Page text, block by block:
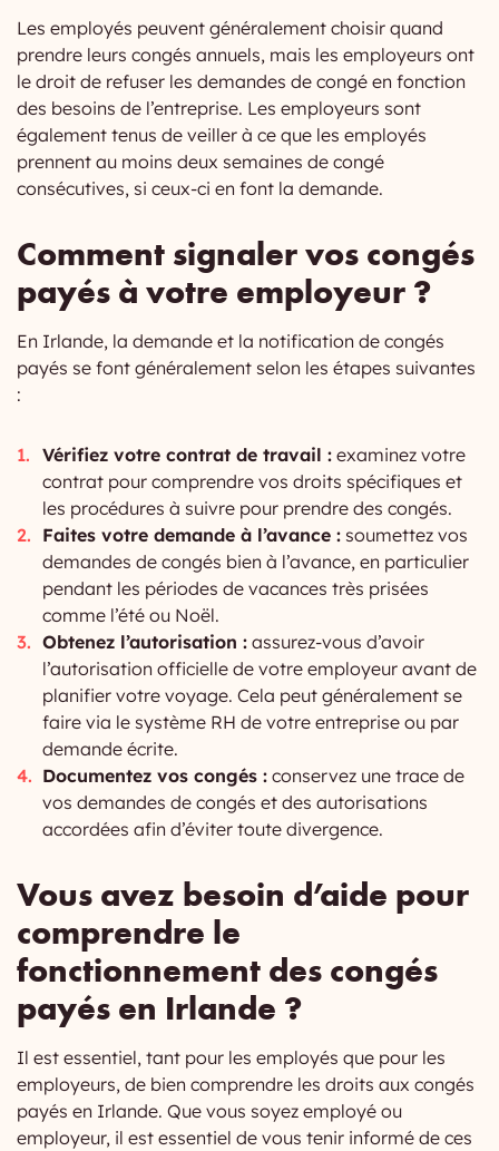
Les employés peuvent généralement choisir quand
prendre leurs congés annuels, mais les employeurs ont
le droit de refuser les demandes de congé en fonction
des besoins de l’entreprise. Les employeurs sont
également tenus de veiller à ce que les employés
prennent au moins deux semaines de congé
consécutives, si ceux-ci en font la demande.
Comment signaler vos congés
payés à votre employeur ?
En Irlande, la demande et la notification de congés
payés se font généralement selon les étapes suivantes
:
Vérifiez votre contrat de travail : examinez votre
contrat pour comprendre vos droits spécifiques et
les procédures à suivre pour prendre des congés.
Faites votre demande à l’avance : soumettez vos
demandes de congés bien à l’avance, en particulier
pendant les périodes de vacances très prisées
comme l’été ou Noël.
Obtenez l’autorisation : assurez-vous d’avoir
l’autorisation officielle de votre employeur avant de
planifier votre voyage. Cela peut généralement se
faire via le système RH de votre entreprise ou par
demande écrite.
Documentez vos congés : conservez une trace de
vos demandes de congés et des autorisations
accordées afin d’éviter toute divergence.
Vous avez besoin d’aide pour
comprendre le
fonctionnement des congés
payés en Irlande ?
Il est essentiel, tant pour les employés que pour les
employeurs, de bien comprendre les droits aux congés
payés en Irlande. Que vous soyez employé ou
employeur, il est essentiel de vous tenir informé de ces